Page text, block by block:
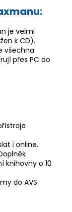
je velmi
k CD).
všechna
přes PC do
i online.
knihovny o 10
do AVS